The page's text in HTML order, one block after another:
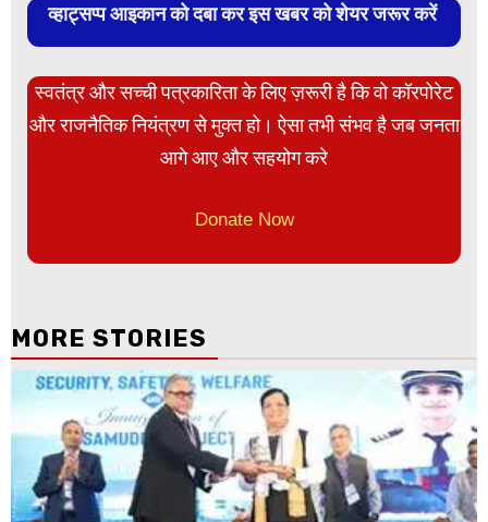
व्हाट्सप्प आइकान को दबा कर इस खबर को शेयर जरूर करें
स्वतंत्र और सच्ची पत्रकारिता के लिए ज़रूरी है कि वो कॉरपोरेट
और राजनैतिक नियंत्रण से मुक्त हो। ऐसा तभी संभव है जब जनता
आगे आए और सहयोग करे
Donate Now
MORE STORIES